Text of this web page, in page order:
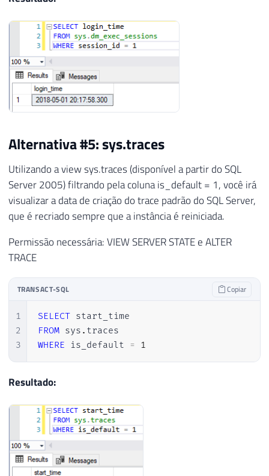
Alternativa #5: sys.traces
Utilizando a view sys.traces (disponível a partir do SQL
Server 2005) filtrando pela coluna is_default = 1, você irá
visualizar a data de criação do trace padrão do SQL Server,
que é recriado sempre que a instância é reiniciada.
Permissão necessária: VIEW SERVER STATE e ALTER
TRACE
TRANSACT-SQL Copiar
1
2
3
SELECT
FROM sys .
WHERE is_default = 1
Resultado: